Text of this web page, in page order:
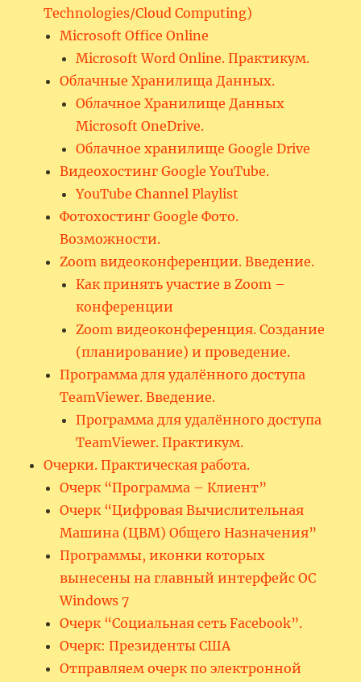
Technologies/Cloud Computing)
Microsoft Office Online
Microsoft Word Online. Практикум.
Облачные Хранилища Данных.
Облачное Хранилище Данных
Microsoft OneDrive.
Облачное хранилище Google Drive
Видеохостинг Google YouTube.
YouTube Channel Playlist
Фотохостинг Google Фото.
Возможности.
Zoom видеоконференции. Введение.
Как принять участие в Zoom –
конференции
Zoom видеоконференция. Создание
(планирование) и проведение.
Программа для удалённого доступа
TeamViewer. Введение.
Программа для удалённого доступа
TeamViewer. Практикум.
Очерки. Практическая работа.
Очерк “Программа – Клиент”
Очерк “Цифровая Вычислительная
Машина (ЦВМ) Общего Назначения”
Программы, иконки которых
вынесены на главный интерфейс ОС
Windows 7
Очерк “Социальная сеть Facebook”.
Очерк: Президенты США
Отправляем очерк по электронной